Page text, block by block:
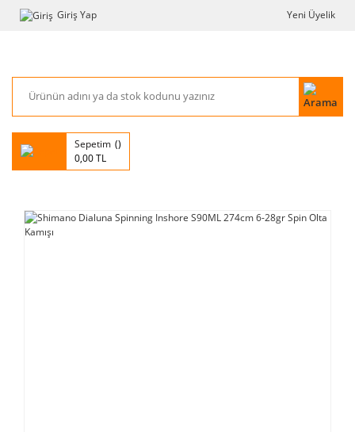
Giriş Yap Yeni Üyelik
Sepetim
0,00 TL